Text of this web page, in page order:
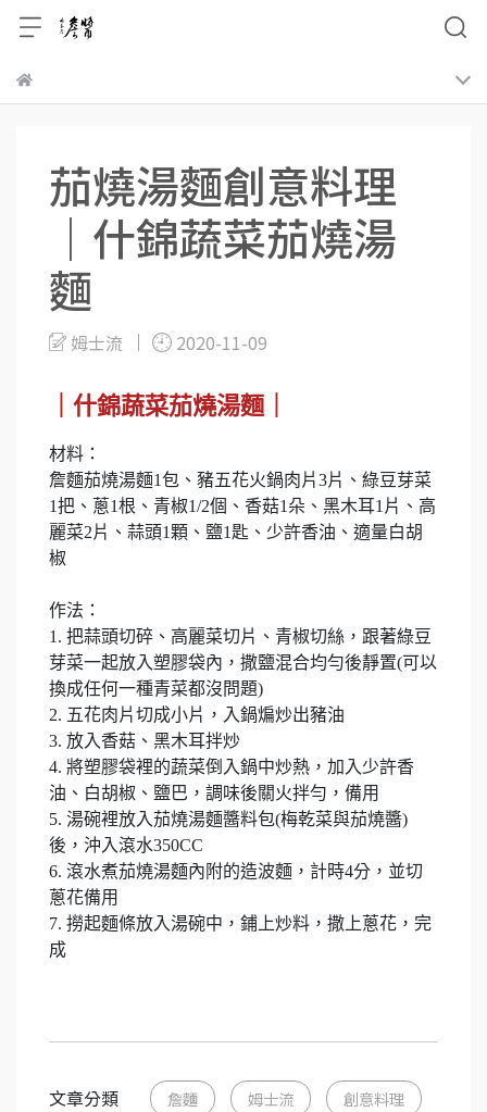
茄燒湯麵創意料理
｜什錦蔬菜茄燒湯
麵
姆士流 2020-11-09
｜什錦蔬菜茄燒湯麵｜
材料：
詹麵茄燒湯麵1包、豬五花火鍋肉片3片、綠豆芽菜
1把、蔥1根、青椒1/2個、香菇1朵、黑木耳1片、高
麗菜2片、蒜頭1顆、鹽1匙、少許香油、適量白胡
椒
作法：
1. 把蒜頭切碎、高麗菜切片、青椒切絲，跟著綠豆
芽菜一起放入塑膠袋內，撒鹽混合均勻後靜置(可以
換成任何一種青菜都沒問題)
2. 五花肉片切成小片，入鍋煸炒出豬油
3. 放入香菇、黑木耳拌炒
4. 將塑膠袋裡的蔬菜倒入鍋中炒熱，加入少許香
油、白胡椒、鹽巴，調味後關火拌勻，備用
5. 湯碗裡放入茄燒湯麵醬料包(梅乾菜與茄燒醬)
後，沖入滾水350CC
6. 滾水煮茄燒湯麵內附的造波麵，計時4分，並切
蔥花備用
7. 撈起麵條放入湯碗中，鋪上炒料，撒上蔥花，完
成
文章分類 詹麵 姆士流 創意料理